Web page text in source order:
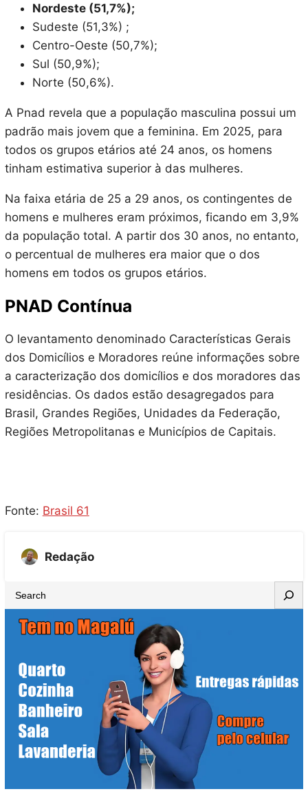
Nordeste (51,7%);
Sudeste (51,3%) ;
Centro-Oeste (50,7%);
Sul (50,9%);
Norte (50,6%).
A Pnad revela que a população masculina possui um
padrão mais jovem que a feminina. Em 2025, para
todos os grupos etários até 24 anos, os homens
tinham estimativa superior à das mulheres.
Na faixa etária de 25 a 29 anos, os contingentes de
homens e mulheres eram próximos, ficando em 3,9%
da população total. A partir dos 30 anos, no entanto,
o percentual de mulheres era maior que o dos
homens em todos os grupos etários.
PNAD Contínua
O levantamento denominado Características Gerais
dos Domicílios e Moradores reúne informações sobre
a caracterização dos domicílios e dos moradores das
residências. Os dados estão desagregados para
Brasil, Grandes Regiões, Unidades da Federação,
Regiões Metropolitanas e Municípios de Capitais.
Fonte: Brasil 61
Redação
e